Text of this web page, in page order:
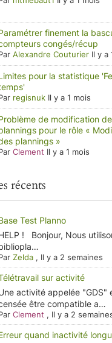
finement la
congés/récup
Alexandre Couturier Il y a
pour la statistique
regisnuk Il y a 1 mois
de modification
pour le rôle «
plannings »
Clement Il y a 1 mois
récents
Test Planno
! Bonjour, Nous
Zelda , Il y a 2 semaines
sur activité
activité appelée "GDS"
être compatible a…
Clement , Il y a 2
quand inactivité